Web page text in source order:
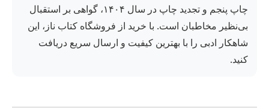
چاپ پنجم و تجدید چاپ در سال ۱۴۰۴، گواهی بر استقبال
بی‌نظیر مخاطبان است. با خرید از فروشگاه کتاب ناز، این
شاهکار ادبی را با بهترین کیفیت و ارسال سریع دریافت
کنید.